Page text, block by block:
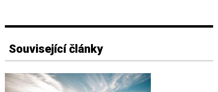
Související články